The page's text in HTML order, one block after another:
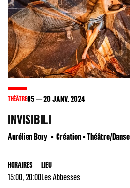
THÉÂTRE05 20JANV. 2024
INVISIBILI
Aurélien Bory Création • Théâtre/Danse
HORAIRES
15:00, 20:00
LIEU
Les Abbesses